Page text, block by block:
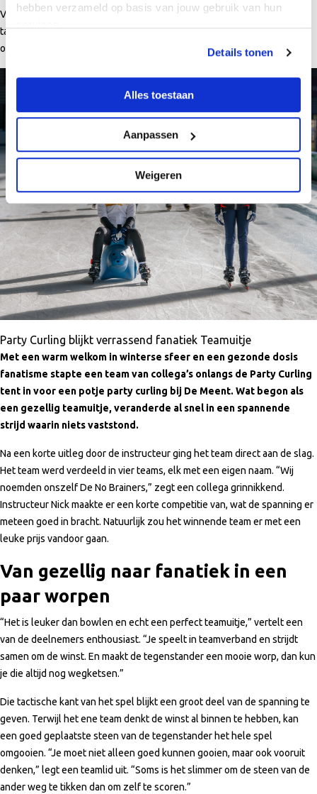
hebben verzameld op basis van jouw gebruik van hun
Details tonen
Alles toestaan
Aanpassen
Weigeren
Voor het Alkmaars IJsplein en het discoschaatsen geldt het reguliere
tarief. Openingstijden en tarieven zijn te vinden
op
Party Curling blijkt verrassend fanatiek Teamuitje
Met een warm welkom in winterse sfeer en een gezonde dosis
fanatisme stapte een team van collega’s onlangs de Party Curling
tent in voor een potje party curling bij De Meent. Wat begon als
een gezellig teamuitje, veranderde al snel in een spannende
strijd waarin niets vaststond.
Na een korte uitleg door de instructeur ging het team direct aan de slag.
Het team werd verdeeld in vier teams, elk met een eigen naam. “Wij
noemden onszelf De No Brainers,” zegt een collega grinnikkend.
Instructeur Nick maakte er een korte competitie van, wat de spanning er
meteen goed in bracht. Natuurlijk zou het winnende team er met een
leuke prijs vandoor gaan.
Van gezellig naar fanatiek in een
paar worpen
“Het is leuker dan bowlen en echt een perfect teamuitje,” vertelt een
van de deelnemers enthousiast. “Je speelt in teamverband en strijdt
samen om de winst. En maakt de tegenstander een mooie worp, dan kun
je die altijd nog wegketsen.”
Die tactische kant van het spel blijkt een groot deel van de spanning te
geven. Terwijl het ene team denkt de winst al binnen te hebben, kan
een goed geplaatste steen van de tegenstander het hele spel
omgooien. “Je moet niet alleen goed kunnen gooien, maar ook vooruit
denken,” legt een teamlid uit. “Soms is het slimmer om de steen van de
ander weg te tikken dan om zelf te scoren.”